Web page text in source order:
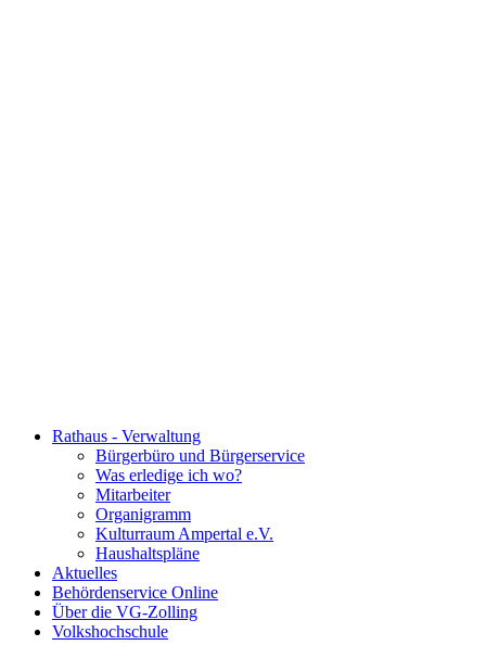
Rathaus - Verwaltung
Bürgerbüro und Bürgerservice
Was erledige ich wo?
Mitarbeiter
Organigramm
Kulturraum Ampertal e.V.
Haushaltspläne
Aktuelles
Behördenservice Online
Über die VG-Zolling
Volkshochschule